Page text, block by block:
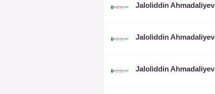
Jaloliddin Ahmadaliyev
Jaloliddin Ahmadaliyev
Jaloliddin Ahmadaliyev